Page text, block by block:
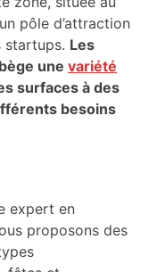
pôle d’attraction
startups. Les
une variété
surfaces à des
besoins
expert en
proposons des